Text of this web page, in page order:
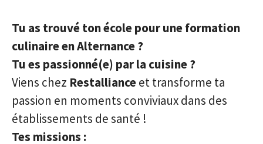
Tu as trouvé ton école pour une formation
culinaire en Alternance ?
Tu es passionné(e) par la cuisine ?
Viens chez Restallianceet transforme ta
passion en moments conviviaux dans des
établissements de santé !
Tes missions :